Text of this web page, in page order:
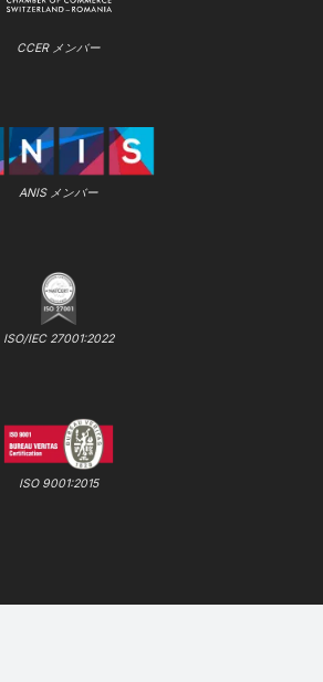
CCER メンバー
ANIS メンバー
ISO/IEC 27001:2022
ISO 9001:2015